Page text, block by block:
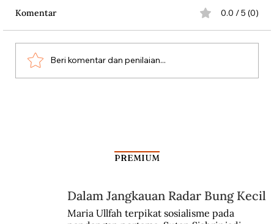
Komentar 0.0 / 5 (0)
Beri komentar dan penilaian...
PREMIUM
Dalam Jangkauan Radar Bung Kecil
Maria Ullfah terpikat sosialisme pada